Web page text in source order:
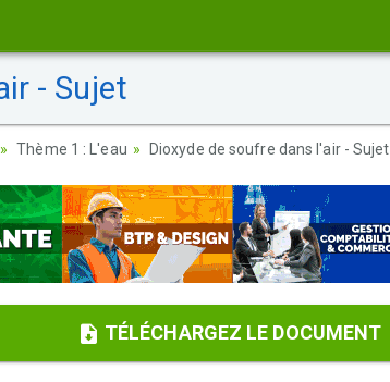
- Sujet
Thème 1 : L'eau Dioxyde de soufre dans l'air - Sujet
TÉLÉCHARGEZ LE DOCUMENT